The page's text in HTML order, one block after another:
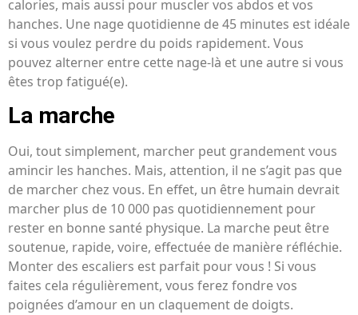
calories, mais aussi pour muscler vos abdos et vos
hanches. Une nage quotidienne de 45 minutes est idéale
si vous voulez perdre du poids rapidement. Vous
pouvez alterner entre cette nage-là et une autre si vous
êtes trop fatigué(e).
La marche
Oui, tout simplement, marcher peut grandement vous
amincir les hanches. Mais, attention, il ne s’agit pas que
de marcher chez vous. En effet, un être humain devrait
marcher plus de 10 000 pas quotidiennement pour
rester en bonne santé physique. La marche peut être
soutenue, rapide, voire, effectuée de manière réfléchie.
Monter des escaliers est parfait pour vous ! Si vous
faites cela régulièrement, vous ferez fondre vos
poignées d’amour en un claquement de doigts.